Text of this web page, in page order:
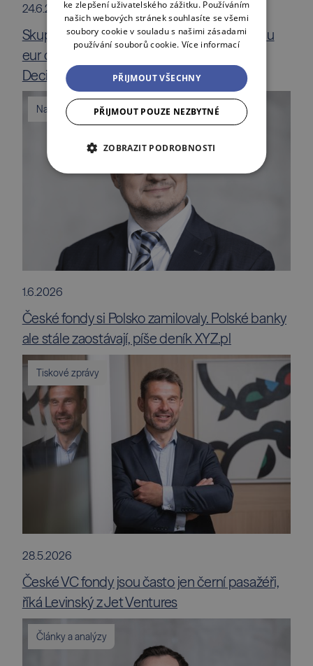
24.6.2026
Skupina Jet Investment investuje 1,5 milionu
eur do české technologické společnosti
DecisionRules
Napsali o nás
1.6.2026
České fondy si Polsko zamilovaly. Polské banky
ale stále zaostávají, píše deník XYZ.pl
Tiskové zprávy
28.5.2026
České VC fondy jsou často jen černí pasažéři,
říká Levinský z Jet Ventures
Články a analýzy
ke zlepšení uživatelského zážitku. Používáním
našich webových stránek souhlasíte se všemi
soubory cookie v souladu s našimi zásadami
používání souborů cookie. Více informací
PŘIJMOUT VŠECHNY
PŘIJMOUT POUZE NEZBYTNÉ
ZOBRAZIT PODROBNOSTI